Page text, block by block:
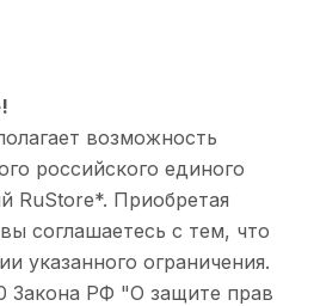
возможность
российского единого
RuStore*. Приобретая
соглашаетесь с тем, что
указанного ограничения.
Закона РФ "О защите прав